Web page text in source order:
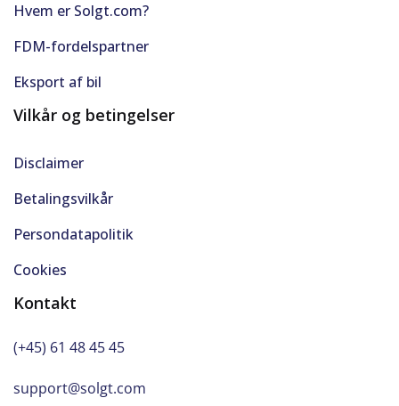
Hvem er Solgt.com?
FDM-fordelspartner
Eksport af bil
Vilkår og betingelser
Disclaimer
Betalingsvilkår
Persondatapolitik
Cookies
Kontakt
(+45) 61 48 45 45
support@solgt.com